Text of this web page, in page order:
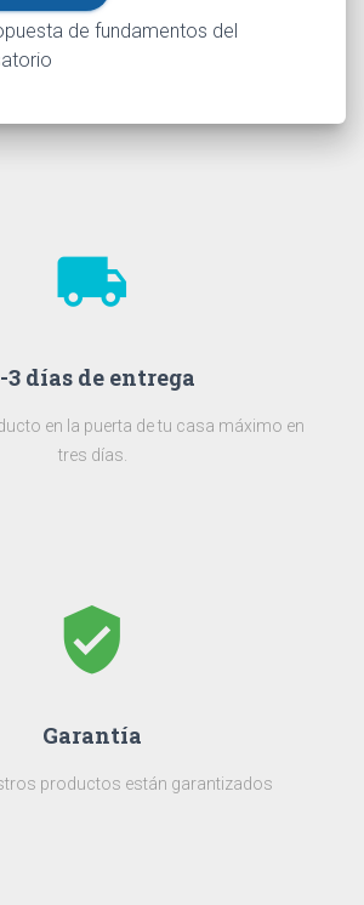
de fundamentos del
local_shipping
3 días de entrega
en la puerta de tu casa máximo en
tres días.
verified_user
Garantía
productos están garantizados